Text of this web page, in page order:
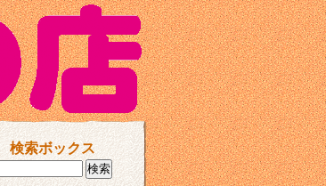
検索ボックス